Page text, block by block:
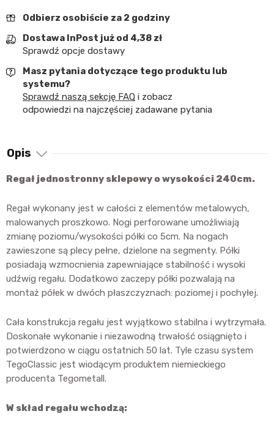
Odbierz osobiście za 2 godziny
Dostawa InPost już od 4,38 zł
Sprawdź opcje dostawy
Masz pytania dotyczące tego produktu lub
systemu?
Sprawdź naszą sekcję FAQ i zobacz
odpowiedzi na najczęściej zadawane pytania
Opis
Regał jednostronny sklepowy o wysokości 240cm.
Regał wykonany jest w całości z elementów metalowych,
malowanych proszkowo. Nogi perforowane umożliwiają
zmianę poziomu/wysokości półki co 5cm. Na nogach
zawieszone są plecy pełne, dzielone na segmenty. Półki
posiadają wzmocnienia zapewniające stabilność i wysoki
udźwig regału. Dodatkowo zaczepy półki pozwalają na
montaż półek w dwóch płaszczyznach: poziomej i pochyłej.
Cała konstrukcja regału jest wyjątkowo stabilna i wytrzymała.
Doskonałe wykonanie i niezawodną trwałość osiągnięto i
potwierdzono w ciągu ostatnich 50 lat. Tyle czasu system
TegoClassic jest wiodącym produktem niemieckiego
producenta Tegometall.
W skład regału wchodzą: